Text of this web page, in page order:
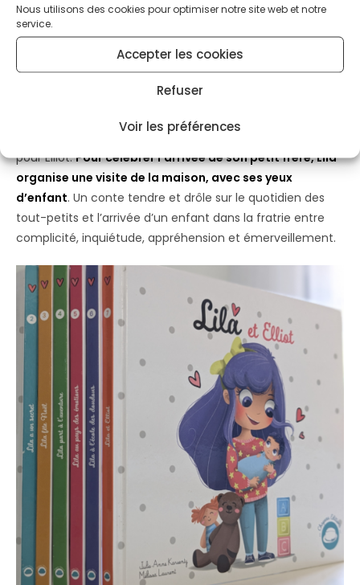
Nous utilisons des cookies pour optimiser notre site web et notre
service.
Accepter les cookies
Refuser
Voir les préférences
que nous même ! 😉
On vous propose de découvrirLila et Elliot
Lila rencontre son petit frère Elliot. Ces derniers mois,
Lila a remarqué des changements chez ses parents à
l’approche de la naissance ; elle-même a grandi et fait
preuve d’une grande maturité en préparant des surprises
pour Elliot.Pour célébrer l’arrivée de son petit frère, Lila
organise une visite de la maison, avec ses yeux
d’enfant. Un conte tendre et drôle sur le quotidien des
tout-petits et l’arrivée d’un enfant dans la fratrie entre
complicité, inquiétude, appréhension et émerveillement.